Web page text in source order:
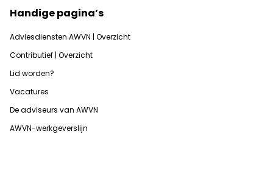
Handige pagina’s
Adviesdiensten AWVN | Overzicht
Contributief | Overzicht
Lid worden?
Vacatures
De adviseurs van AWVN
AWVN-werkgeverslijn